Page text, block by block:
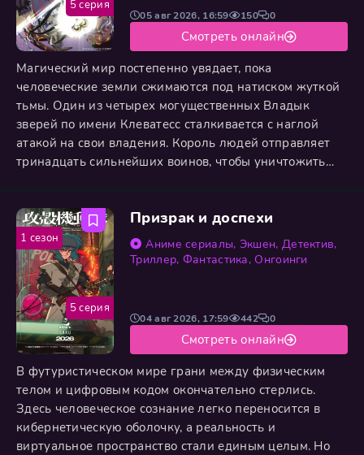
Магический мир постепенно увядает, пока
человеческие земли сжимаются под натиском жуткой
тьмы. Один из четырех могущественных Владык
зверей по имени Клеватесс сталкивается с наглой
атакой на свои владения. Король людей отправляет
тринадцать сильнейших воинов, чтобы уничтожить
уничтожает весь отряд, после чего нападает на
столицу человеческого королевства и превращает ее в
пылающие руины. Среди дымящихся
05 авг 2026, 16:59 150 0
Смотреть онлайн
5 серия
Призрак и доспехи
Аниме сериалы, Экшен, Детектив,
Триллер, Фантастика, Онгоинги
В футуристическом мире грани между физическим
телом и цифровым кодом окончательно стерлись.
Здесь человеческое сознание легко переносится в
кибернетическую оболочку, а реальность и
виртуальное пространство стали единым целым. Но
04 авг 2026, 17:59 442 0
Смотреть онлайн
5 серия
1 сезон